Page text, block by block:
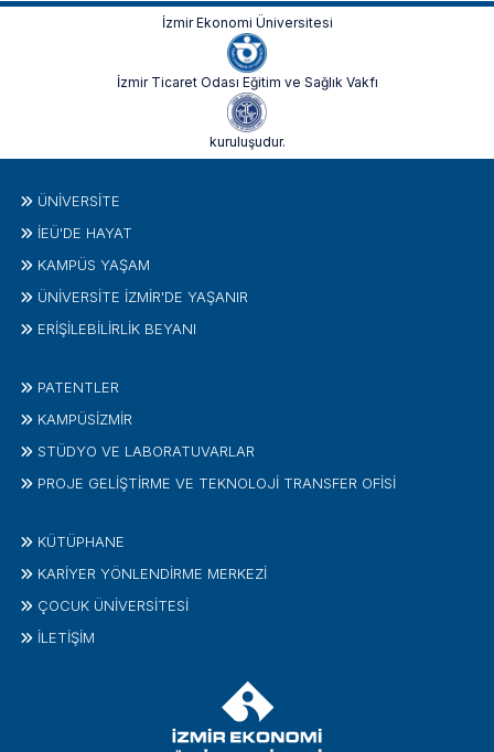
İzmir Ekonomi Üniversitesi
İzmir Ticaret Odası Eğitim ve Sağlık Vakfı
kuruluşudur.
ÜNIVERSITE
İEÜ'DE HAYAT
KAMPÜS YAŞAM
ÜNİVERSİTE İZMİR'DE YAŞANIR
ERİŞİLEBİLİRLİK BEYANI
PATENTLER
KAMPÜSİZMIR
STÜDYO VE LABORATUVARLAR
PROJE GELIŞTIRME VE TEKNOLOJI TRANSFER OFISI
KÜTÜPHANE
KARİYER YÖNLENDİRME MERKEZİ
ÇOCUK ÜNIVERSITESI
İLETIŞIM